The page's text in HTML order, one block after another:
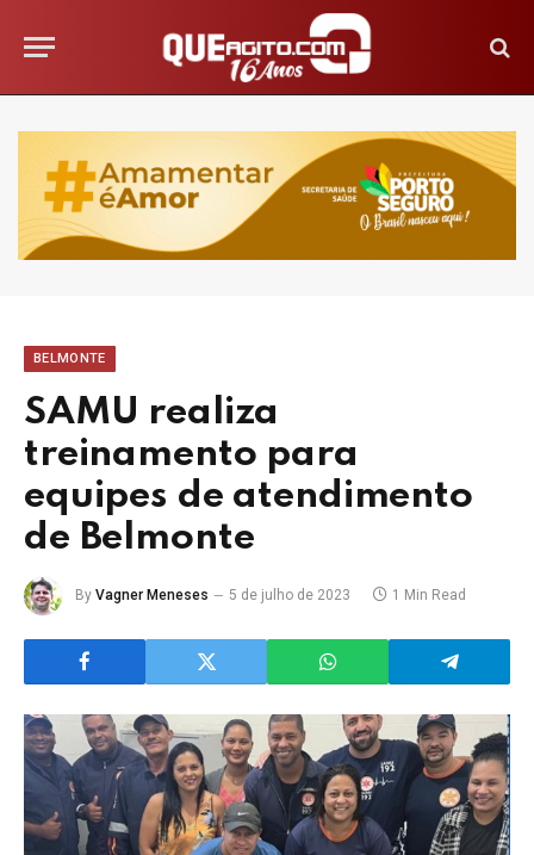
BELMONTE
SAMU realiza
treinamento para
equipes de atendimento
de Belmonte
By Vagner Meneses 5 de julho de 2023 1 Min Read